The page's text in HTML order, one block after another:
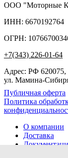
ООО "Моторные
ИНН: 6670192764
ОГРН:
+7(343) 226-01-64
Адрес: РФ 620075,
ул. Мамина-
Публичная оферта
Политика
О компании
Доставка